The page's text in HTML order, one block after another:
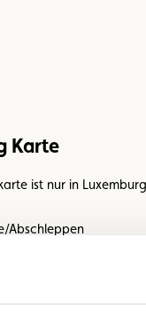
Karte
ist nur in
Abschleppen
der Insassen nach
nach einem Unfall